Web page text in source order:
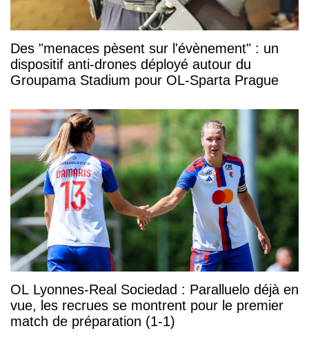
Des "menaces pèsent sur l'évènement" : un
dispositif anti-drones déployé autour du
Groupama Stadium pour OL-Sparta Prague
OL Lyonnes-Real Sociedad : Paralluelo déjà en
vue, les recrues se montrent pour le premier
match de préparation (1-1)